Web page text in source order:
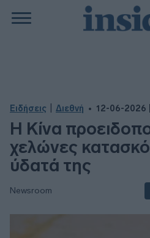
Ειδήσεις Διεθνή 12-06-2026
Η Κίνα
χελώνες
ύδατά της
Newsroom